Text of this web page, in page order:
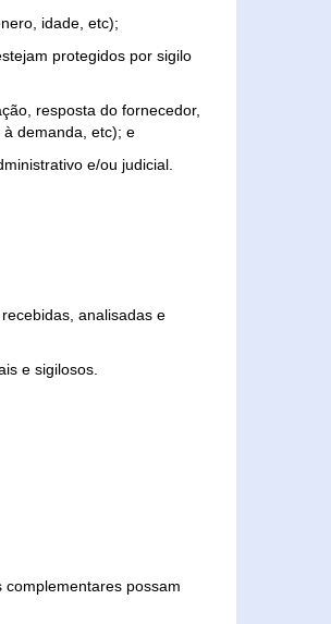
idade, etc);
protegidos por sigilo
resposta do fornecedor,
demanda, etc); e
e/ou judicial.
analisadas e
e sigilosos.
possam